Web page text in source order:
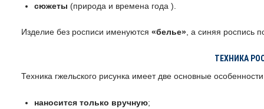
cюжеты (природа и времена года ).
Изделие без росписи именуются «белье», а синяя роспись
ТЕХНИКА
Техника гжельского рисунка имеет две основные
наносится только вручную;